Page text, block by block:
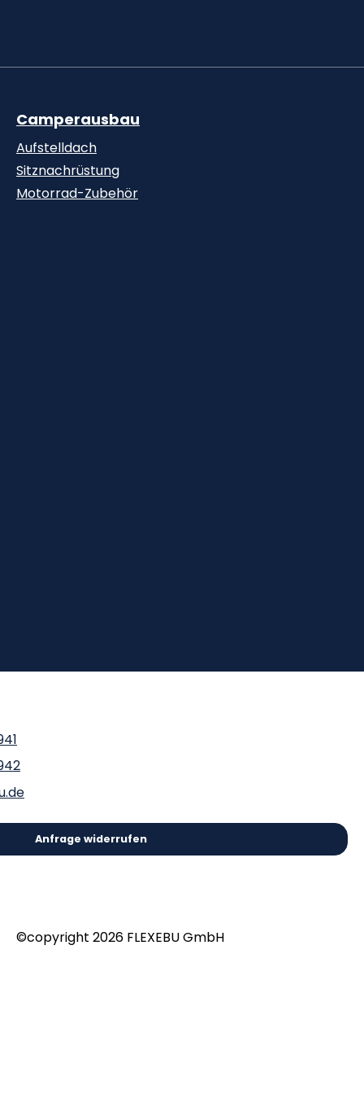
Camperausbau
Aufstelldach
Sitznachrüstung
Motorrad-Zubehör
Anfrage widerrufen
©copyright 2026 FLEXEBU GmbH